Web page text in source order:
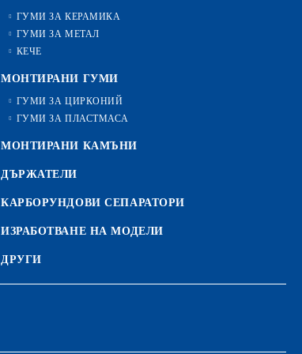
ГУМИ ЗА КЕРАМИКА
ГУМИ ЗА МЕТАЛ
КЕЧЕ
МОНТИРАНИ ГУМИ
ГУМИ ЗА ЦИРКОНИЙ
ГУМИ ЗА ПЛАСТМАСА
МОНТИРАНИ КАМЪНИ
ДЪРЖАТЕЛИ
КАРБОРУНДОВИ СЕПАРАТОРИ
ИЗРАБОТВАНЕ НА МОДЕЛИ
ДРУГИ